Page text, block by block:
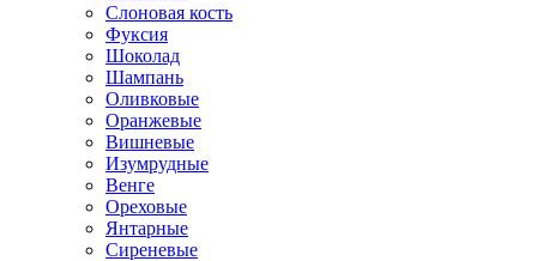
Слоновая кость
Фуксия
Шоколад
Шампань
Оливковые
Оранжевые
Вишневые
Изумрудные
Венге
Ореховые
Янтарные
Сиреневые